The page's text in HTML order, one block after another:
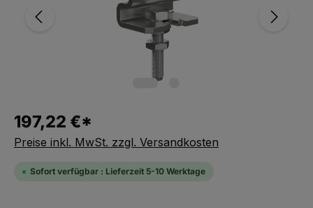
197,22 €*
Preise inkl. MwSt. zzgl. Versandkosten
Sofort verfügbar : Lieferzeit 5-10 Werktage